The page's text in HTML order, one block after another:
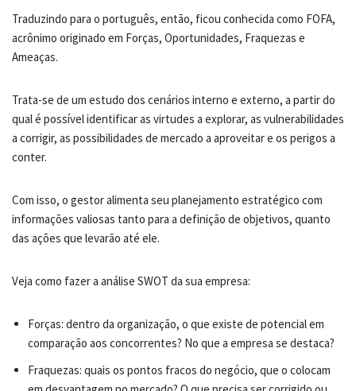
Traduzindo para o português, então, ficou conhecida como FOFA,
acrônimo originado em Forças, Oportunidades, Fraquezas e
Ameaças.
Trata-se de um estudo dos cenários interno e externo, a partir do
qual é possível identificar as virtudes a explorar, as vulnerabilidades
a corrigir, as possibilidades de mercado a aproveitar e os perigos a
conter.
Com isso, o gestor alimenta seu planejamento estratégico com
informações valiosas tanto para a definição de objetivos, quanto
das ações que levarão até ele.
Veja como fazer a análise SWOT da sua empresa:
Forças: dentro da organização, o que existe de potencial em
comparação aos concorrentes? No que a empresa se destaca?
Fraquezas: quais os pontos fracos do negócio, que o colocam